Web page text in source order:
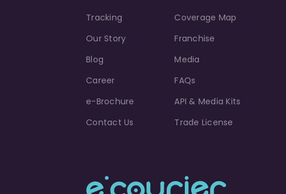
Tracking
Coverage Map
Our Story
Franchise
Blog
Media
Career
FAQs
e-Brochure
API & Media Kits
Contact Us
Trade License